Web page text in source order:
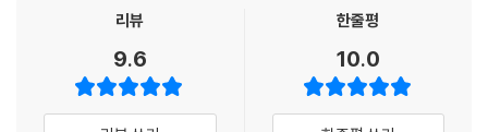
합리성이 의사결정의 진정한 기초가 되는지 확인해야 한다. 그리고 공격형
은 업무에서 분노와 책임 전가가 어떤 역할을 하는지 확인하고 자신을 원
인이자 해결책으로 여겨야 한다.
--- p.207~208
공격형 뇌 VS 방어형 뇌
우리의 자율신경계는 흥분시키고 자극하는 교감신경계와 진정시키고 이
완하는 부교감신경계로 이루어져 있으며, 이 두 신경계를 작동시키는 신경
의학이 점점 개인 맞춤화되는 시대에 맞춰 출간한 이 책을 환영한다. 이 책
은 복잡한 주제를 쉽게 이해할 수 있도록 흥미로운 사례와 정보로 가득하
- 마리 매드슨 (자연요법 의사, 바이오힐클리닉 공동설립자)
리뷰
9.6
한줄평
10.0